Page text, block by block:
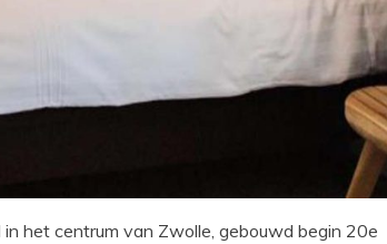
het centrum van Zwolle, gebouwd begin 20e